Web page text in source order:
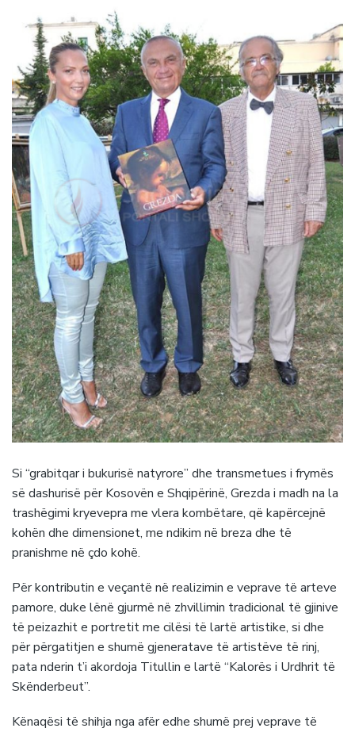
Si “grabitqar i bukurisë natyrore” dhe transmetues i frymës
së dashurisë për Kosovën e Shqipërinë, Grezda i madh na la
trashëgimi kryevepra me vlera kombëtare, që kapërcejnë
kohën dhe dimensionet, me ndikim në breza dhe të
pranishme në çdo kohë.
Për kontributin e veçantë në realizimin e veprave të arteve
pamore, duke lënë gjurmë në zhvillimin tradicional të gjinive
të peizazhit e portretit me cilësi të lartë artistike, si dhe
për përgatitjen e shumë gjeneratave të artistëve të rinj,
pata nderin t’i akordoja Titullin e lartë “Kalorës i Urdhrit të
Skënderbeut”.
Kënaqësi të shihja nga afër edhe shumë prej veprave të